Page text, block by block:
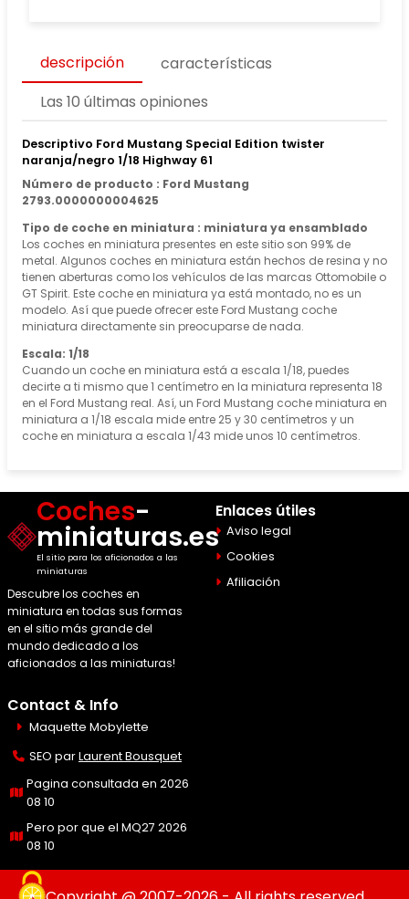
descripción
características
Las 10 últimas opiniones
Descriptivo Ford Mustang Special Edition twister
naranja/negro 1/18 Highway 61
Número de producto : Ford Mustang
2793.0000000004625
Tipo de coche en miniatura : miniatura ya ensamblado
Los coches en miniatura presentes en este sitio son 99% de
metal. Algunos coches en miniatura están hechos de resina y no
tienen aberturas como los vehículos de las marcas Ottomobile o
GT Spirit. Este coche en miniatura ya está montado, no es un
modelo. Así que puede ofrecer este Ford Mustang coche
miniatura directamente sin preocuparse de nada.
Escala: 1/18
Cuando un coche en miniatura está a escala 1/18, puedes
decirte a ti mismo que 1 centímetro en la miniatura representa 18
en el Ford Mustang real. Así, un Ford Mustang coche miniatura en
miniatura a 1/18 escala mide entre 25 y 30 centímetros y un
coche en miniatura a escala 1/43 mide unos 10 centímetros.
Coches-
miniaturas.es
El sitio para los aficionados a las
miniaturas
Descubre los coches en
miniatura en todas sus formas
en el sitio más grande del
mundo dedicado a los
aficionados a las miniaturas!
Enlaces útiles
Aviso legal
Cookies
Afiliación
Contact & Info
Maquette Mobylette
SEO parLaurent Bousquet
Pagina consultada en 2026
08 10
Pero por que el MQ27 2026
08 10